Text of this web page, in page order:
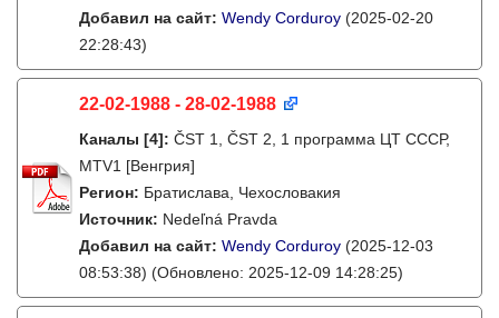
Добавил на сайт: Wendy Corduroy (2025-02-20
22:28:43)
22-02-1988 - 28-02-1988
Каналы [4]: ČST 1, ČST 2, 1 программа ЦТ СССР,
MTV1 [Венгрия]
Регион: Братислава, Чехословакия
Источник: Nedeľná Pravda
Добавил на сайт: Wendy Corduroy (2025-12-03
08:53:38) (Обновлено: 2025-12-09 14:28:25)